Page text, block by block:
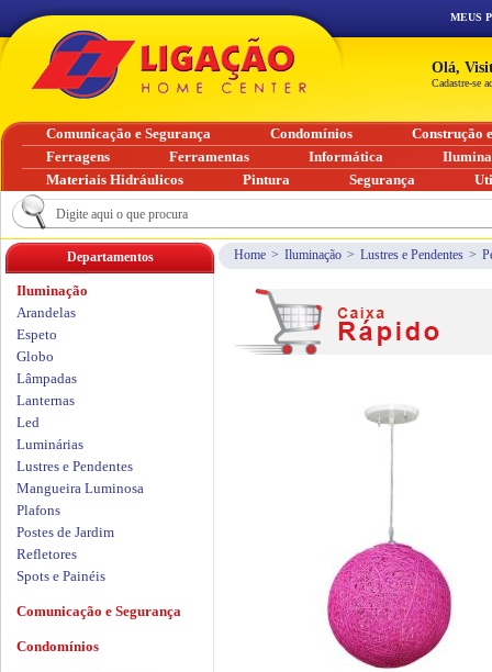
Home > Iluminação > Lustres e Pendentes >
Departamentos
Iluminação
Arandelas
Espeto
Globo
Lâmpadas
Lanternas
Led
Luminárias
Lustres e Pendentes
Mangueira Luminosa
Plafons
Postes de Jardim
Refletores
Spots e Painéis
Comunicação e Segurança
Condomínios
MEUS
Olá,
Cadastre-se
Comunicação e Segurança Condomínios
Construção
Ferragens
Ferramentas Informática
Materiais Hidráulicos
Pintura Segurança